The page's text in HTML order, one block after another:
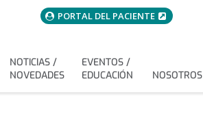
menuAcceso
PORTAL DEL PACIENTE
Buscar
NOTICIAS /
NOVEDADES
EVENTOS /
EDUCACIÓN
NOSOTROS